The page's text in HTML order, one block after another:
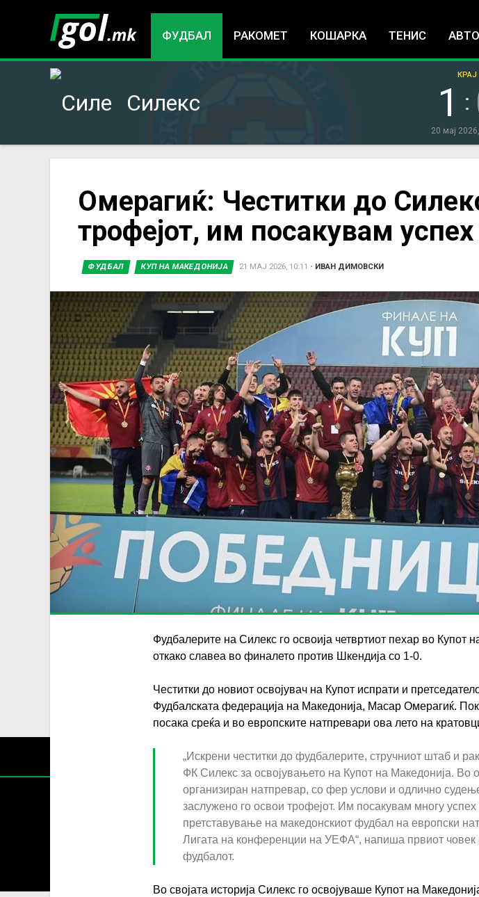
ФУДБАЛ РАКОМЕТ КОШАРКА ТЕНИС
Силекс 1 :
КРАЈ
20 мај
here
Омерагиќ: Честитки до
трофејот, им посакувам
ФУДБАЛ КУП НА МАКЕДОНИЈА 21 МАЈ 2026, 10:11 • ИВАН ДИМОВСКИ
Фудбалерите на Силекс го освоија четвртиот пехар во Купот
откако славеа во финалето против Шкендија со 1-0.
Честитки до новиот освојувач на Купот испрати и
Фудбалската федерација на Македонија, Масар Омерагиќ.
посака среќа и во европските натпревари ова лето на
„Искрени честитки до фудбалерите, стручниот штаб и
ФК Силекс за освојувањето на Купот на Македонија. Во
организиран натпревар, со фер услови и одлично
заслужено го освои трофејот. Им посакувам многу успех
претставување на македонскиот фудбал на европски
Лигата на конференции на УЕФА“, напиша првиот човек
фудбалот.
Во својата историја Силекс го освојуваше Купот на
ИМПРЕСУМ МАРКЕТИНГ
© 2016-
Сите права
За секоја форма на распространување, репродукција или комерцијална употреба на